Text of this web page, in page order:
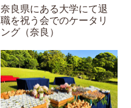
奈良県にある大学にて退
職を祝う会でのケータリ
ング（奈良）